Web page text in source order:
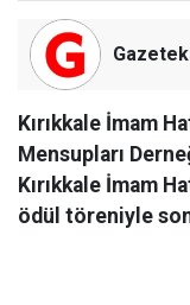
Kırıkkale İmam
Mensupları
Kırıkkale İmam
ödül töreniyle